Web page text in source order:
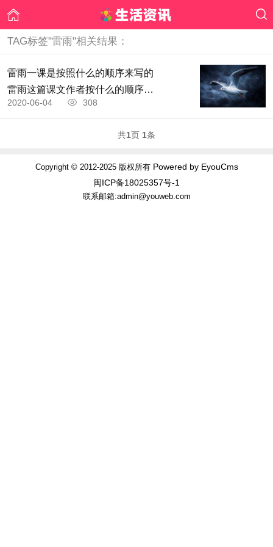
TAG标签"雷雨"相关结果：
雷雨一课是按照什么的顺序来写的
雷雨这篇课文作者按什么的顺序描
写的
2020-06-04 308
共1页 1条
Copyright © 2012-2025 版权所有Powered by EyouCms
闽ICP备18025357号-1
联系邮箱:admin@youweb.com